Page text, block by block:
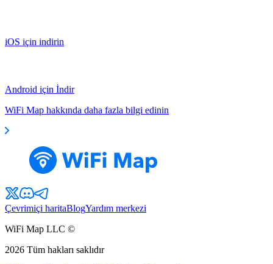
iOS için indirin
Android için İndir
WiFi Map hakkında daha fazla bilgi edinin
Çevrimiçi haritaBlogYardım merkezi
WiFi Map LLC ©
2026 Tüm hakları saklıdır